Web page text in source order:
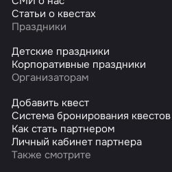
Статьи о квестах
Праздники
Детские праздники
Корпоративные праздники
Организаторам
Добавить квест
Система бронирования
Как стать партнером
Личный кабинет партнера
Также смотрите